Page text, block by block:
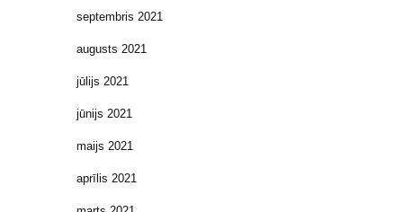
septembris 2021
augusts 2021
jūlijs 2021
jūnijs 2021
maijs 2021
aprīlis 2021